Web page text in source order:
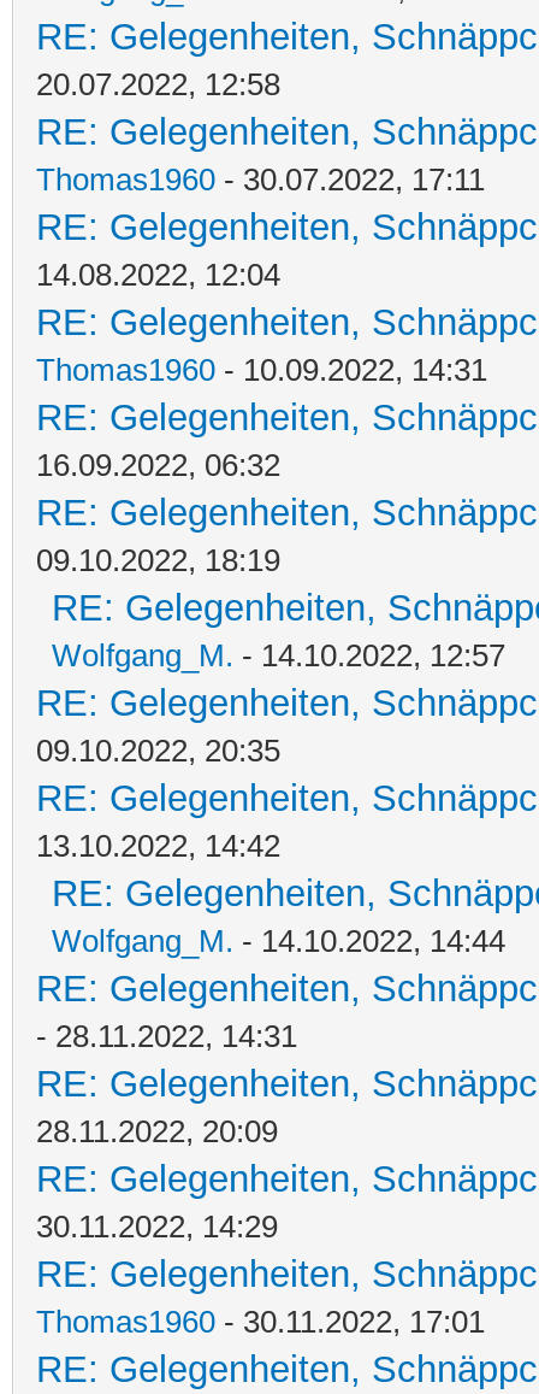
RE: Gelegenheiten,
20.07.2022, 12:58
RE: Gelegenheiten,
Thomas1960 - 30.07.2022, 17:11
RE: Gelegenheiten,
14.08.2022, 12:04
RE: Gelegenheiten,
Thomas1960 - 10.09.2022, 14:31
RE: Gelegenheiten,
16.09.2022, 06:32
RE: Gelegenheiten,
09.10.2022, 18:19
RE: Gelegenheiten,
Wolfgang_M. - 14.10.2022, 12:57
RE: Gelegenheiten,
09.10.2022, 20:35
RE: Gelegenheiten,
13.10.2022, 14:42
RE: Gelegenheiten,
Wolfgang_M. - 14.10.2022, 14:44
RE: Gelegenheiten,
- 28.11.2022, 14:31
RE: Gelegenheiten,
28.11.2022, 20:09
RE: Gelegenheiten,
30.11.2022, 14:29
RE: Gelegenheiten,
Thomas1960 - 30.11.2022, 17:01
RE: Gelegenheiten,